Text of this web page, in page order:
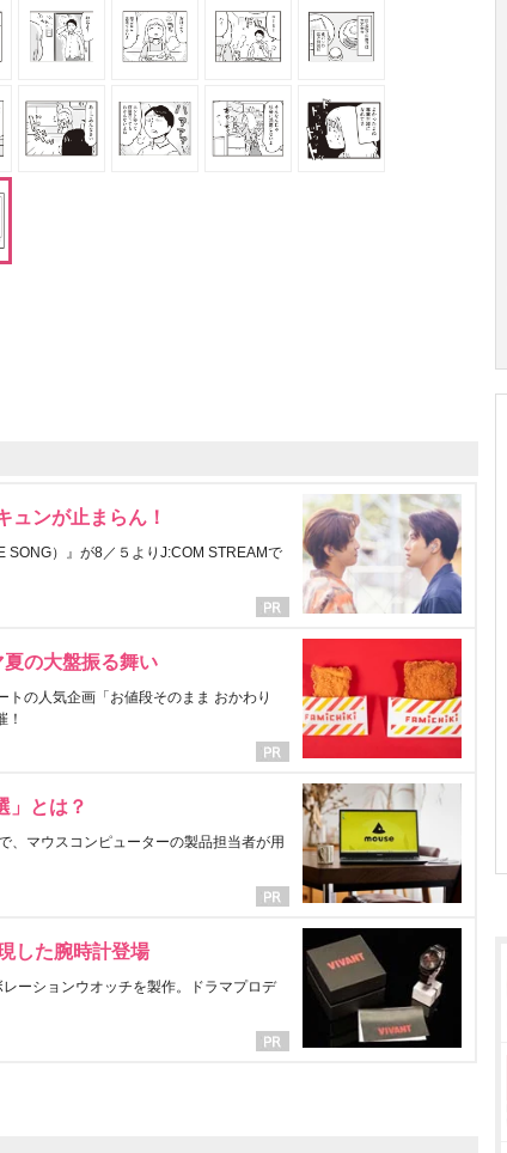
ュンが止まらん！
SONG）』が8／５よりJ:COM STREAMで
の大盤振る舞い
の人気企画「お値段そのまま おかわり
！
」とは？
、マウスコンピューターの製品担当者が用
した腕時計登場
ーションウオッチを製作。ドラマプロデ